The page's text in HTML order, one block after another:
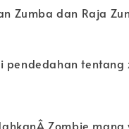
Zumba dan Raja
pendedahan
Zombie